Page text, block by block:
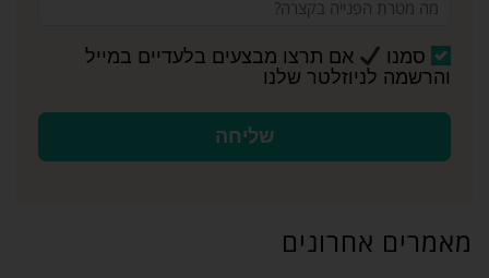
סמנו
אם תרצו מבצעים בלעדיים במייל
והרשמה לניוזלטר שלנו
שליחה
מאמרים אחרונים